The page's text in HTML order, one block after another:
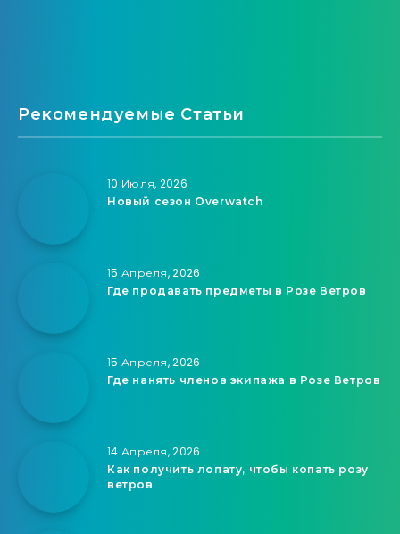
Рекомендуемые Статьи
10 Июля, 2026
Новый сезон Overwatch
15 Апреля, 2026
Где продавать предметы в Розе Ветров
15 Апреля, 2026
Где нанять членов экипажа в Розе Ветров
14 Апреля, 2026
Как получить лопату, чтобы копать розу
ветров